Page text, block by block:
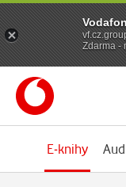
E-knihy
Zdarma -